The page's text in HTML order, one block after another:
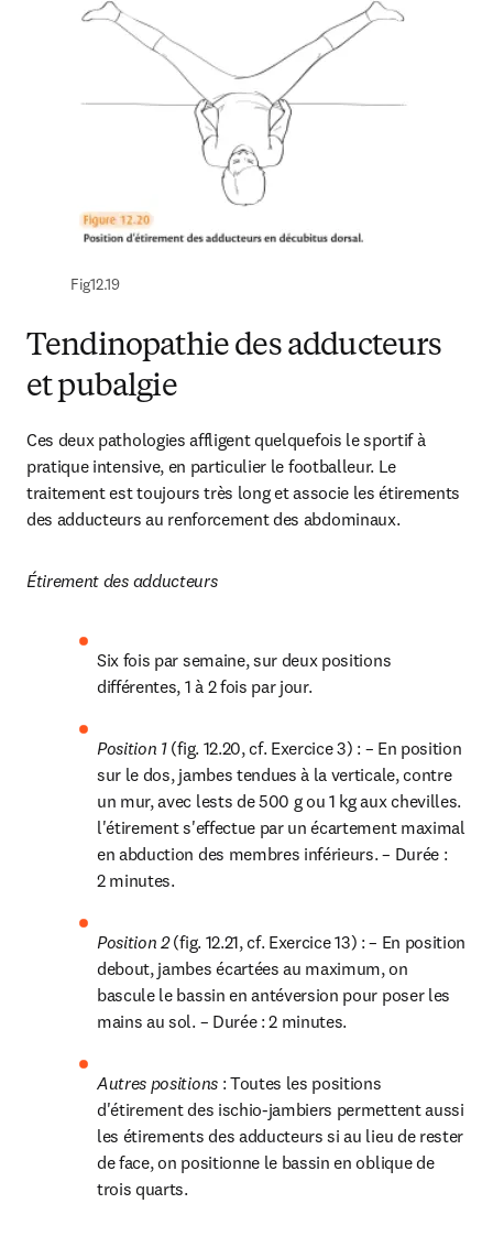
Fig12.19
Tendinopathie des adducteurs
et pubalgie
Ces deux pathologies affligent quelquefois le sportif à
pratique intensive, en particulier le footballeur. Le
traitement est toujours très long et associe les étirements
des adducteurs au renforcement des abdominaux.
Étirement des adducteurs
Six fois par semaine, sur deux positions
différentes, 1 à 2 fois par jour.
Position 1 (fig. 12.20, cf. Exercice 3) : – En position
sur le dos, jambes tendues à la verticale, contre
un mur, avec lests de 500 g ou 1 kg aux chevilles.
l'étirement s'effectue par un écartement maximal
en abduction des membres inférieurs. – Durée :
2 minutes.
Position 2 (fig. 12.21, cf. Exercice 13) : – En position
debout, jambes écartées au maximum, on
bascule le bassin en antéversion pour poser les
mains au sol. – Durée : 2 minutes.
Autres positions : Toutes les positions
d'étirement des ischio-jambiers permettent aussi
les étirements des adducteurs si au lieu de rester
de face, on positionne le bassin en oblique de
trois quarts.